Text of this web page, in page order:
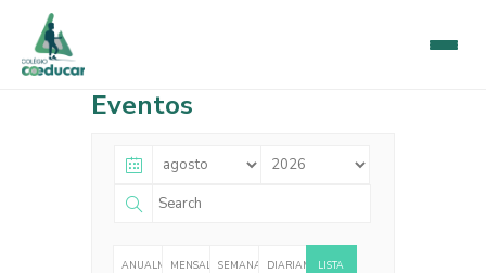
Eventos
ANUALMENTEMENSALMENTESEMANALMENTEDIARIAMENTE
LISTA